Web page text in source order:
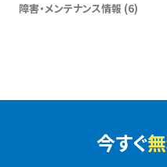
障害・メンテナンス情報 (6)
今すぐ